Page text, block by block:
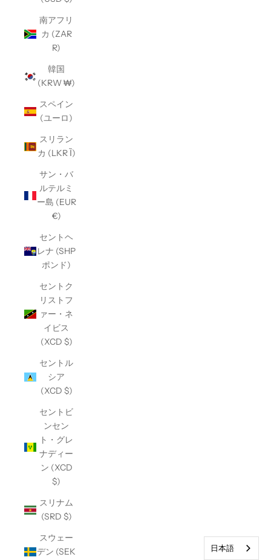
南アフリ
カ (ZAR
R)
韓国
(KRW ₩)
スペイン
(ユーロ)
スリラン
カ (LKR Ȉ)
サン・バ
ルテルミ
ー島 (EUR
€)
セントヘ
レナ (SHP
ポンド)
セントク
リストフ
ァー・ネ
イビス
(XCD $)
セントル
シア
(XCD $)
セントビ
ンセン
ト・グレ
ナディー
ン (XCD
$)
スリナム
(SRD $)
スウェー
デン (SEK
日本語